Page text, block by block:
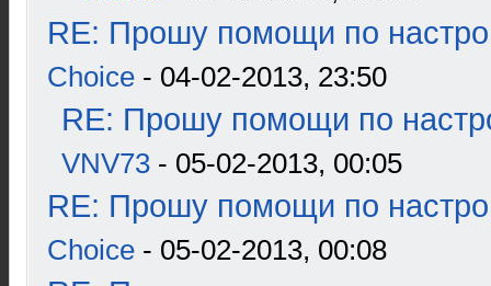
RE: Прошу помощи по
Choice - 04-02-2013, 23:50
RE: Прошу помощи по
VNV73 - 05-02-2013, 00:05
RE: Прошу помощи по
Choice - 05-02-2013, 00:08